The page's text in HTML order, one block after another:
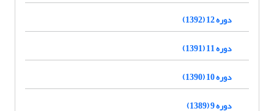
دوره 12 (1392)
دوره 11 (1391)
دوره 10 (1390)
دوره 9 (1389)